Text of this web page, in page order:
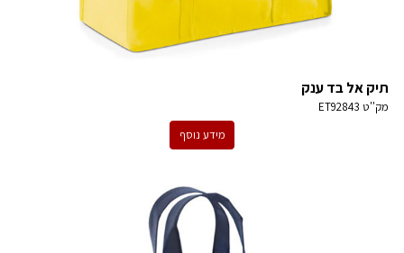
תיק אל בד ענק
מק''ט ET92843
מידע נוסף